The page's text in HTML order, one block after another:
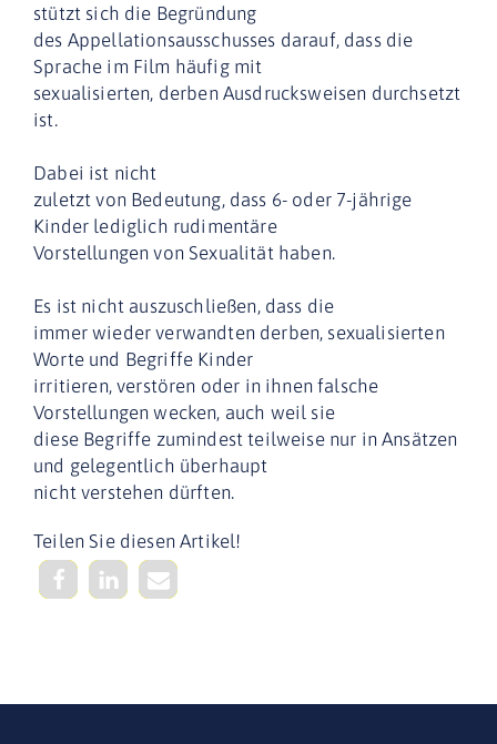
stützt sich die Begründung
des Appellationsausschusses darauf, dass die
Sprache im Film häufig mit
sexualisierten, derben Ausdrucksweisen durchsetzt
ist.
Dabei ist nicht
zuletzt von Bedeutung, dass 6- oder 7-jährige
Kinder lediglich rudimentäre
Vorstellungen von Sexualität haben.
Es ist nicht auszuschließen, dass die
immer wieder verwandten derben, sexualisierten
Worte und Begriffe Kinder
irritieren, verstören oder in ihnen falsche
Vorstellungen wecken, auch weil sie
diese Begriffe zumindest teilweise nur in Ansätzen
und gelegentlich überhaupt
nicht verstehen dürften.
Teilen Sie diesen Artikel!